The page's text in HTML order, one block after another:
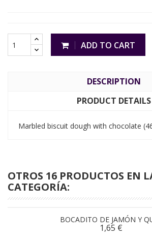
ADD TO CART
DESCRIPTION
PRODUCT DETAILS
Marbled biscuit dough with chocolate
OTROS 16 PRODUCTOS EN
CATEGORÍA:
BOCADITO DE JAMÓN Y
1,65 €